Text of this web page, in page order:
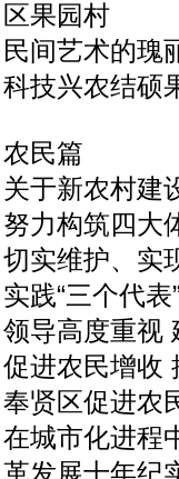
区果园村
民间艺术的
科技兴农结硕
农民篇
关于新农村建
努力构筑四大
切实维护、实
实践“三个代
领导高度重视
促进农民增收
奉贤区促进农
在城市化进程
革发展十年纪